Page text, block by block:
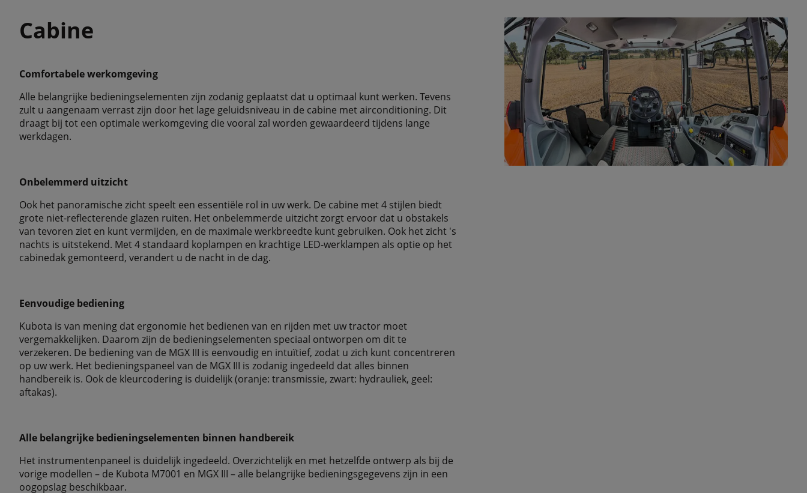
Cabine
Comfortabele werkomgeving
Alle belangrijke bedieningselementen zijn zodanig geplaatst dat u optimaal kunt werken. Tevens
zult u aangenaam verrast zijn door het lage geluidsniveau in de cabine met airconditioning. Dit
draagt bij tot een optimale werkomgeving die vooral zal worden gewaardeerd tijdens lange
werkdagen.
Onbelemmerd uitzicht
Ook het panoramische zicht speelt een essentiële rol in uw werk. De cabine met 4 stijlen biedt
grote niet-reflecterende glazen ruiten. Het onbelemmerde uitzicht zorgt ervoor dat u obstakels
van tevoren ziet en kunt vermijden, en de maximale werkbreedte kunt gebruiken. Ook het zicht 's
nachts is uitstekend. Met 4 standaard koplampen en krachtige LED-werklampen als optie op het
cabinedak gemonteerd, verandert u de nacht in de dag.
Eenvoudige bediening
Kubota is van mening dat ergonomie het bedienen van en rijden met uw tractor moet
vergemakkelijken. Daarom zijn de bedieningselementen speciaal ontworpen om dit te
verzekeren. De bediening van de MGX III is eenvoudig en intuïtief, zodat u zich kunt concentreren
op uw werk. Het bedieningspaneel van de MGX III is zodanig ingedeeld dat alles binnen
handbereik is. Ook de kleurcodering is duidelijk (oranje: transmissie, zwart: hydrauliek, geel:
aftakas).
Alle belangrijke bedieningselementen binnen handbereik
Het instrumentenpaneel is duidelijk ingedeeld. Overzichtelijk en met hetzelfde ontwerp als bij de
vorige modellen – de Kubota M7001 en MGX III – alle belangrijke bedieningsgegevens zijn in een
oogopslag beschikbaar.